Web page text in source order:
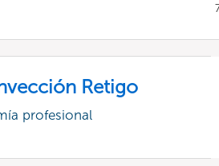
Retigo
profesional